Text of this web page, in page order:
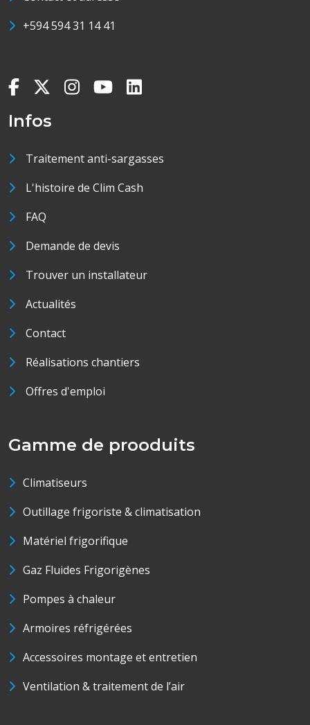
+594 594 31 14 41
Infos
Traitement anti-sargasses
L'histoire de Clim Cash
FAQ
Demande de devis
Trouver un installateur
Actualités
Contact
Réalisations chantiers
Offres d'emploi
Gamme de prooduits
Climatiseurs
Outillage frigoriste & climatisation
Matériel frigorifique
Gaz Fluides Frigorigènes
Pompes à chaleur
Armoires réfrigérées
Accessoires montage et entretien
Ventilation & traitement de l’air